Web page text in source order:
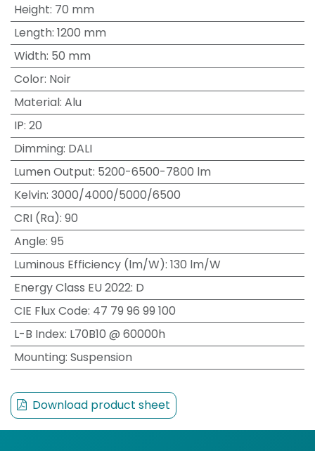
Height: 70 mm
Length: 1200 mm
Width: 50 mm
Color: Noir
Material: Alu
IP: 20
Dimming: DALI
Lumen Output: 5200-6500-7800 lm
Kelvin: 3000/4000/5000/6500
CRI (Ra): 90
Angle: 95
Luminous Efficiency (lm/W): 130 lm/W
Energy Class EU 2022: D
CIE Flux Code: 47 79 96 99 100
L-B Index: L70B10 @ 60000h
Mounting: Suspension
Download product sheet